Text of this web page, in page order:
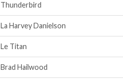
Thunderbird
La Harvey Danielson
Le Titan
Brad Hailwood